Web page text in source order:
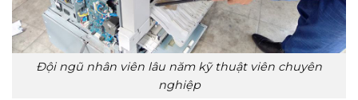
Đội ngũ nhân viên lâu năm kỹ thuật viên chuyên
nghiệp